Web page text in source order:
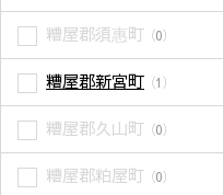
糟屋郡須惠町 （0）
糟屋郡新宮町 （1）
糟屋郡久山町 （0）
糟屋郡粕屋町 （0）